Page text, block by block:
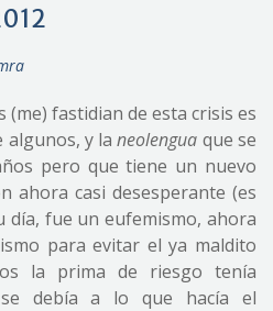
(me) fastidian de esta crisis es
algunos, y laneolengua que se
pero que tiene un nuevo
ahora casi desesperante (es
día, fue un eufemismo, ahora
para evitar el ya maldito
la prima de riesgo tenía
debía a lo que hacía el